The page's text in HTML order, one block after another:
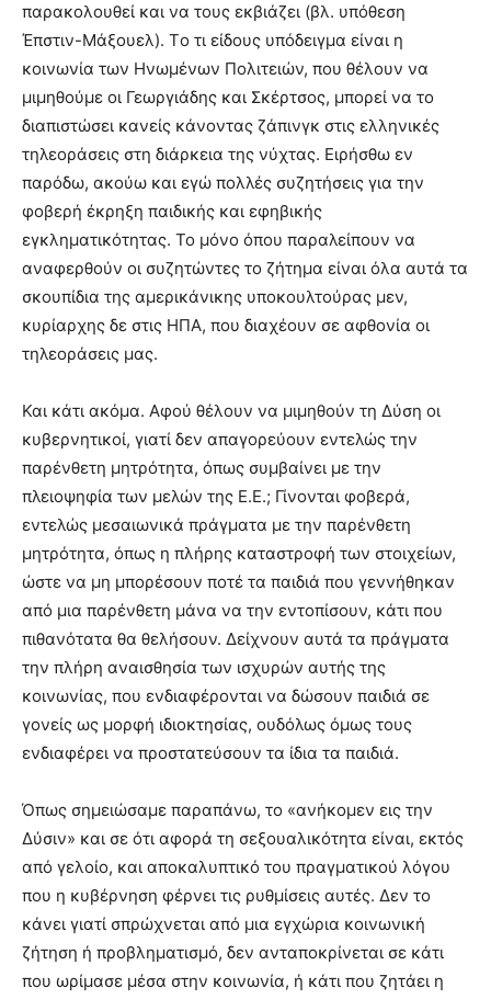
παρακολουθεί και να τους εκβιάζει (βλ. υπόθεση
Έπστιν-Μάξουελ). Tο τι είδους υπόδειγμα είναι η
κοινωνία των Ηνωμένων Πολιτειών, που θέλουν να
μιμηθούμε οι Γεωργιάδης και Σκέρτσος, μπορεί να το
διαπιστώσει κανείς κάνοντας ζάπινγκ στις ελληνικές
τηλεοράσεις στη διάρκεια της νύχτας. Ειρήσθω εν
παρόδω, ακούω και εγώ πολλές συζητήσεις για την
φοβερή έκρηξη παιδικής και εφηβικής
εγκληματικότητας. Το μόνο όπου παραλείπουν να
αναφερθούν οι συζητώντες το ζήτημα είναι όλα αυτά τα
σκουπίδια της αμερικάνικης υποκουλτούρας μεν,
κυρίαρχης δε στις ΗΠΑ, που διαχέουν σε αφθονία οι
τηλεοράσεις μας.
Και κάτι ακόμα. Αφού θέλουν να μιμηθούν τη Δύση οι
κυβερνητικοί, γιατί δεν απαγορεύουν εντελώς την
παρένθετη μητρότητα, όπως συμβαίνει με την
πλειοψηφία των μελών της Ε.Ε.; Γίνονται φοβερά,
εντελώς μεσαιωνικά πράγματα με την παρένθετη
μητρότητα, όπως η πλήρης καταστροφή των στοιχείων,
ώστε να μη μπορέσουν ποτέ τα παιδιά που γεννήθηκαν
από μια παρένθετη μάνα να την εντοπίσουν, κάτι που
πιθανότατα θα θελήσουν. Δείχνουν αυτά τα πράγματα
την πλήρη αναισθησία των ισχυρών αυτής της
κοινωνίας, που ενδιαφέρονται να δώσουν παιδιά σε
γονείς ως μορφή ιδιοκτησίας, ουδόλως όμως τους
ενδιαφέρει να προστατεύσουν τα ίδια τα παιδιά.
Όπως σημειώσαμε παραπάνω, το «ανήκομεν εις την
Δύσιν» και σε ότι αφορά τη σεξουαλικότητα είναι, εκτός
από γελοίο, και αποκαλυπτικό του πραγματικού λόγου
που η κυβέρνηση φέρνει τις ρυθμίσεις αυτές. Δεν το
κάνει γιατί σπρώχνεται από μια εγχώρια κοινωνική
ζήτηση ή προβληματισμό, δεν ανταποκρίνεται σε κάτι
που ωρίμασε μέσα στην κοινωνία, ή κάτι που ζητάει η